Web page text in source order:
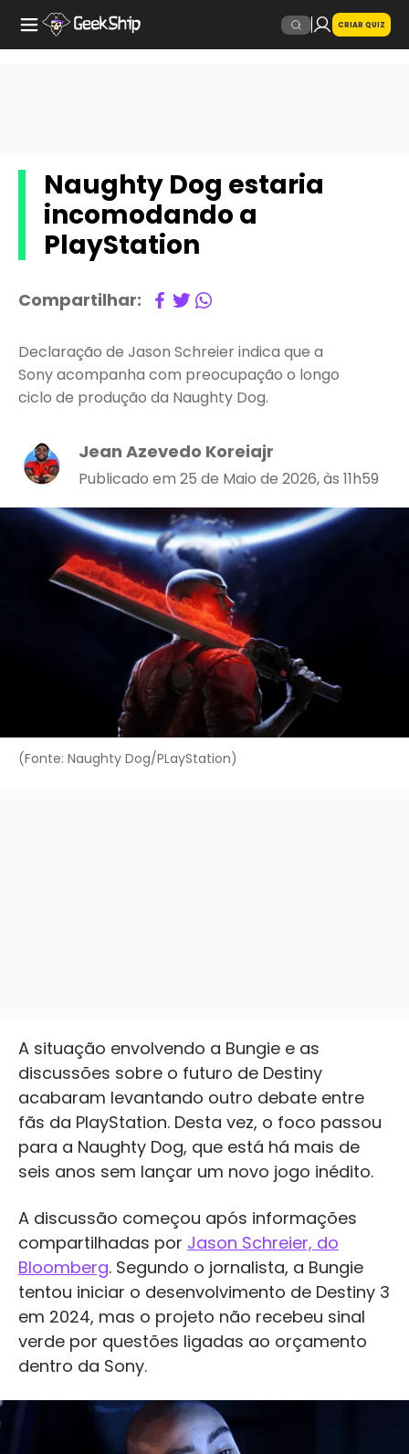
CRIAR QUIZ
Naughty Dog estaria
incomodando a
PlayStation
Compartilhar:
Declaração de Jason Schreier indica que a
Sony acompanha com preocupação o longo
ciclo de produção da Naughty Dog.
Jean Azevedo Koreiajr
Publicado em 25 de Maio de 2026, às 11h59
(Fonte: Naughty Dog/PLayStation)
A situação envolvendo a Bungie e as
discussões sobre o futuro de Destiny
acabaram levantando outro debate entre
fãs da PlayStation. Desta vez, o foco passou
para a Naughty Dog, que está há mais de
seis anos sem lançar um novo jogo inédito.
A discussão começou após informações
compartilhadas por Jason Schreier, do
Bloomberg. Segundo o jornalista, a Bungie
tentou iniciar o desenvolvimento de Destiny 3
em 2024, mas o projeto não recebeu sinal
verde por questões ligadas ao orçamento
dentro da Sony.